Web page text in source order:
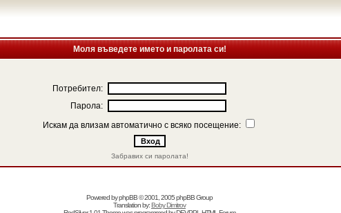
Моля въведете името и паролата си!
Потребител:
Парола:
Искам да влизам автоматично с всяко посещение:
Забравих си паролата!
Powered byphpBB© 2001, 2005 phpBB Group
Translation by:Boby Dimitrov